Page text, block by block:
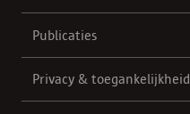
Publicaties
Privacy & toegankelijkheid